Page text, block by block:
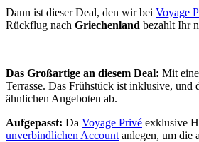
Dann ist dieser Deal, den wir bei Voyage
Rückflug nach Griechenland bezahlt Ihr
Das Großartige an diesem Deal: Mit
Terrasse. Das Frühstück ist inklusive,
ähnlichen Angeboten ab.
Aufgepasst: Da Voyage Privé exklusive
unverbindlichen Account anlegen, um die